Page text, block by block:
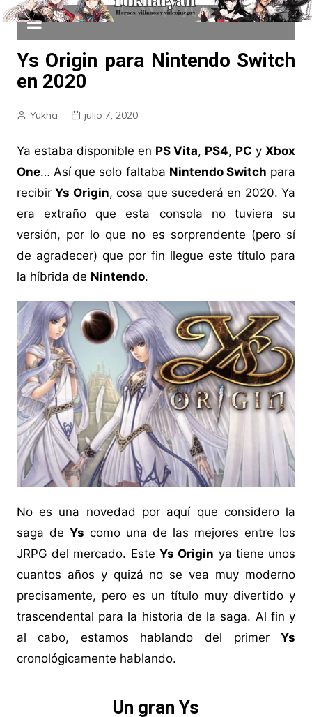
Ys Origin para Nintendo Switch
en 2020
Yukha julio 7, 2020
Ya estaba disponible en PS Vita, PS4, PC yXbox
One… Así que solo faltaba Nintendo Switch para
recibirYs Origin, cosa que sucederá en 2020. Ya
era extraño que esta consola no tuviera su
versión, por lo que no es sorprendente (pero sí
de agradecer) que por fin llegue este título para
la híbrida de Nintendo.
No es una novedad por aquí que considero la
saga de Ys como una de las mejores entre los
JRPG del mercado. Este Ys Origin ya tiene unos
cuantos años y quizá no se vea muy moderno
precisamente, pero es un título muy divertido y
trascendental para la historia de la saga. Al fin y
al cabo, estamos hablando del primerYs
cronológicamente hablando.
Un gran Ys